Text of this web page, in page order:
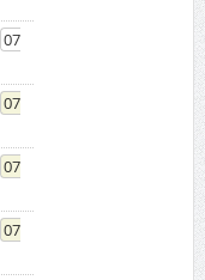
07
07
07
07